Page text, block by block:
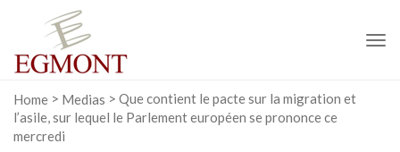
Home > Medias > Que contient le pacte sur la migration et
l’asile, sur lequel le Parlement européen se prononce ce
mercredi